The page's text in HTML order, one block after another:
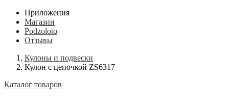
Приложения
Магазин
Podzoloto
Отзывы
Кулоны и подвески
Кулон с цепочкой ZS6317
Каталог товаров